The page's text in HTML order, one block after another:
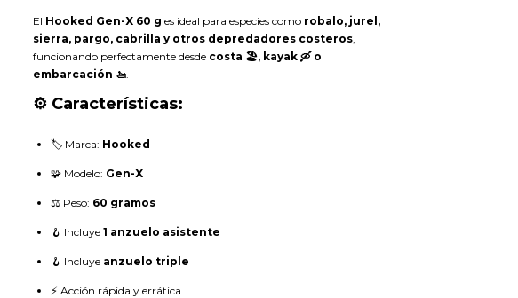
El Hooked Gen-X 60 g es ideal para especies como robalo, jurel,
sierra, pargo, cabrilla y otros depredadores costeros,
funcionando perfectamente desde costa 🏖️, kayak 🛶 o
embarcación 🚤.
⚙️ Características:
🏷️ Marca: Hooked
🧩 Modelo: Gen-X
⚖️ Peso: 60 gramos
🪝 Incluye 1 anzuelo asistente
🪝 Incluye anzuelo triple
⚡ Acción rápida y errática